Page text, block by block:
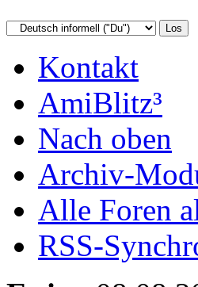
Kontakt
AmiBlitz³
Nach oben
Archiv-
Alle Foren
RSS-